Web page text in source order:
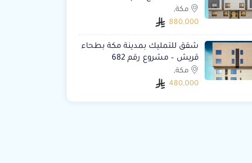
مكة,
880,000
شقق للتمليك بمدينة مكة بطحاء
قريش – مشروع رقم 682
مكة,
480,000